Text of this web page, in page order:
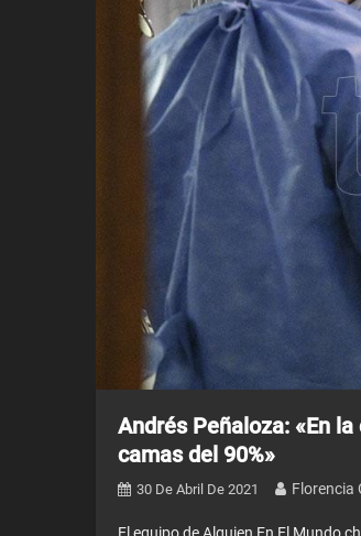
Andrés Peñaloza: «En
camas del 90%»
30 De Abril De 2021 Florencia